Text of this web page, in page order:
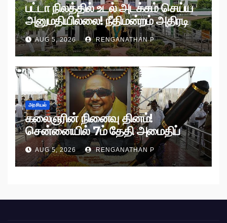
பட்டா நிலத்தில் உடல் அடக்கம் செய்ய
அனுமதியில்லை! நீதிமன்றம் அதிரடி
உத்தரவு!
AUG 5, 2026 RENGANATHAN P
அரசியல்
கலைஞரின் நினைவு தினம்!
சென்னையில் 7ம் தேதி அமைதிப்
பேரணி!
AUG 5, 2026 RENGANATHAN P